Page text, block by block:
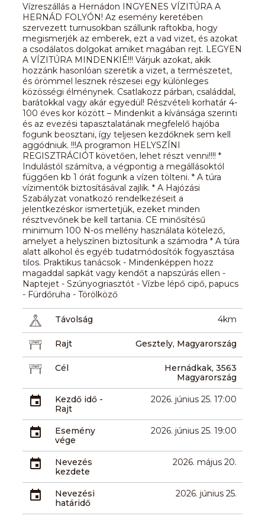
Vízreszállás a Hernádon INGYENES VÍZITÚRA A
HERNÁD FOLYÓN! Az esemény keretében
szervezett turnusokban szállunk raftokba, hogy
megismerjék az emberek, ezt a vad vizet, és azokat
a csodálatos dolgokat amiket magában rejt. LEGYEN
A VÍZITÚRA MINDENKIÉ!!! Várjuk azokat, akik
hozzánk hasonlóan szeretik a vizet, a természetet,
és örömmel lesznek részesei egy különleges
közösségi élménynek. Csatlakozz párban, családdal,
barátokkal vagy akár egyedül! Részvételi korhatár 4-
100 éves kor között – Mindenkit a kívánsága szerinti
és az evezési tapasztalatának megfelelő hajóba
fogunk beosztani, így teljesen kezdőknek sem kell
aggódniuk. !!!A programon HELYSZÍNI
REGISZTRÁCIÓT követően, lehet részt venni!!!! *
Indulástól számítva, a végpontig a megállásoktól
függően kb 1 órát fogunk a vízen tölteni. * A túra
vízimentők biztosításával zajlik. * A Hajózási
Szabályzat vonatkozó rendelkezéseit a
jelentkezéskor ismertetjük, ezeket minden
résztvevőnek be kell tartania. CE minősítésű
minimum 100 N-os mellény használata kötelező,
amelyet a helyszínen biztosítunk a számodra * A túra
alatt alkohol és egyéb tudatmódosítók fogyasztása
tilos. Praktikus tanácsok - Mindenképpen hozz
magaddal sapkát vagy kendőt a napszúrás ellen -
Naptejet - Szúnyogriasztót - Vízbe lépő cipő, papucs
- Fürdőruha - Törölköző
Távolság 4km
Rajt Gesztely, Magyarország
Cél
Hernádkak, 3563
Magyarország
Kezdő idő -
Rajt
2026. június 25. 17:00
Esemény
vége
2026. június 25. 19:00
Nevezés
kezdete
2026. május 20.
Nevezési
határidő
2026. június 25.